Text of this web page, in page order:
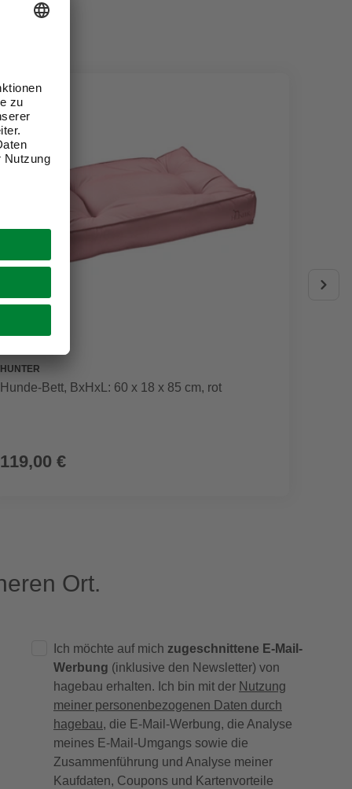
HUNTER
Hunde-Bett, BxHxL: 60 x 18 x 85 cm, rot
119,00 €
Ort.
Ich möchte auf mich zugeschnittene E-Mail-
Werbung (inklusive den Newsletter) von
hagebau erhalten. Ich bin mit der Nutzung
meiner personenbezogenen Daten durch
hagebau, die E-Mail-Werbung, die Analyse
meines E-Mail-Umgangs sowie die
Zusammenführung und Analyse meiner
Kaufdaten, Coupons und Kartenvorteile